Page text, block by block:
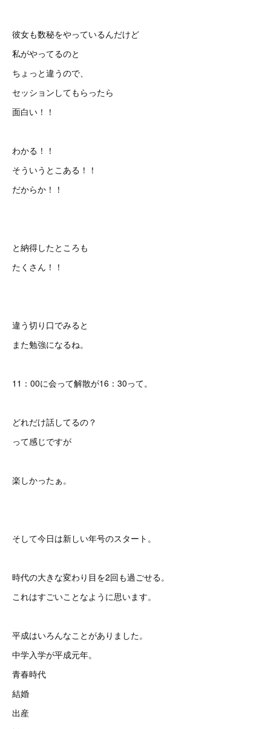
彼女も数秘をやっているんだけど
私がやってるのと
ちょっと違うので、
セッションしてもらったら
面白い！！
わかる！！
そういうとこある！！
だからか！！
と納得したところも
たくさん！！
違う切り口でみると
また勉強になるね。
11：00に会って解散が16：30って。
どれだけ話してるの？
って感じですが
楽しかったぁ。
そして今日は新しい年号のスタート。
時代の大きな変わり目を2回も過ごせる。
これはすごいことなように思います。
平成はいろんなことがありました。
中学入学が平成元年。
青春時代
結婚
出産